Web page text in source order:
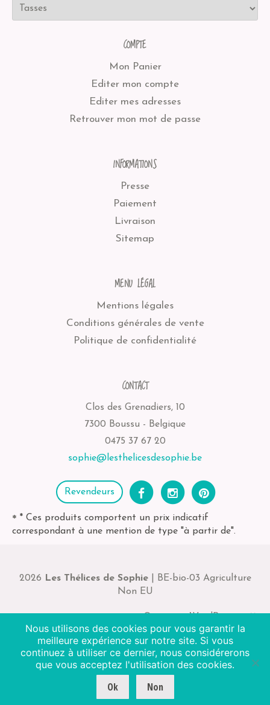
COMPTE
Mon Panier
Editer mon compte
Editer mes adresses
Retrouver mon mot de passe
INFORMATIONS
Presse
Paiement
Livraison
Sitemap
MENU LÉGAL
Mentions légales
Conditions générales de vente
Politique de confidentialité
CONTACT
Clos des Grenadiers, 10
7300 Boussu - Belgique
0475 37 67 20
sophie@lesthelicesdesophie.be
Revendeurs
* * Ces produits comportent un prix indicatif
correspondant à une mention de type "à partir de".
2026 Les Thélices de Sophie| BE-bio-03 Agriculture
Non EU
Nous utilisons des cookies pour vous garantir la
meilleure expérience sur notre site. Si vous
continuez à utiliser ce dernier, nous considérerons
que vous acceptez l'utilisation des cookies.
Ok Non